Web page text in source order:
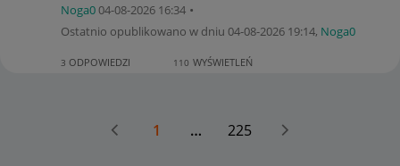
Noga0‎04-08-2026 16:34
Ostatnio opublikowano w dniu ‎04-08-2026 19:14, Noga0
3 ODPOWIEDZI 110 WYŚWIETLEŃ
1 … 225